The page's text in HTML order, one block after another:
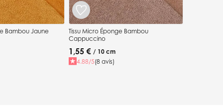
Bambou Jaune
Tissu Micro Éponge Bambou
Cappuccino
1,55 € / 10 cm
4.88/5(8 avis)